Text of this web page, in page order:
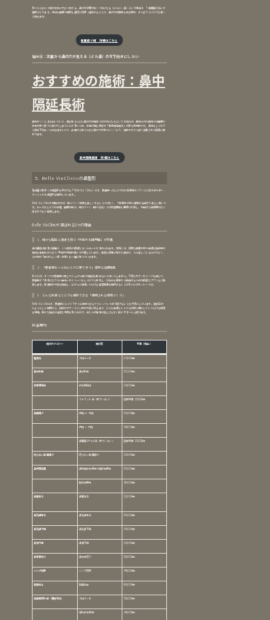
笑ったときに小鼻が左右に大きく広がる、鼻の存在感が強くて気になる（にんにく鼻）という場合は、「鼻翼縮小術」が
適応となります。余分な皮膚や組織を適切に切除・縫合することで、鼻の穴の横幅を引き締め、すっきりと小ぶりな鼻へ
と導きます。
鼻翼縮小術 詳細はこちら
悩み④：正面から鼻の穴が見える（ぶた鼻）のを下向きにしたい
おすすめの施術：鼻中
隔延長術
鼻先がツンと上を向いていて、鏡を見るたびに鼻の穴が目立つのが気になるというお悩みは、鼻先だけの操作では皮膚や
軟骨の突っ張りに負けてしまうことが多いため、土台の柱を伸ばす「鼻中隔延長術」が最も効果的です。鼻先をしっかり
と斜め下方向へと引き出すことで、正面から見たときに鼻の穴が見えにくくなり、知的で大人っぽい洗練された印象に変
わります。
鼻中隔延長術 詳細はこちら
5．Belle Via Clinicの鼻整形
名古屋で数多くの鼻整形を手がける「Belle Via Clinic」では、患者様一人ひとりのお顔全体のバランスに合わせたオー
ダーメイドの鼻整形を提供しています。
Belle Via Clinicが目指すのは、単にパーツ単体を美しくすることではなく、「顔全体の中に調和する自然で美しい鼻」で
す。お一人おひとりの骨格、皮膚の厚み、他のパーツ（目や口元）との位置関係を精密に計算し、不自然な違和感のない
仕上がりをご提案します。
Belle Via Clinicが選ばれる3つの理由
1．確かな知識と技術を持つ「形成外科専門医」が在籍
鼻の構造は非常に複雑で、ミリ単位の繊細なコントロールが求められます。当院には、高度な再建外科や微細な解剖学の
知識を長年修めてきた「形成外科専門医」が在籍しています。豊富な経験と確かな技術で、ただ美しくなるだけでなく、
その先の「自分らしく輝く未来」を一緒に作っていきます。
2．「患者様お一人おひとりに寄り添う」誠実な治療提案
私たちは、すべての患者様に同じマニュアル通りの施術を勧めることはいたしません。丁寧なカウンセリングを通じて、
患者様が「本当になりたい自分」のイメージをしっかりと共有し、お悩みを根本から解消するための最適なプランをご提
案します。患者様の不安を解消し、心からご納得いただける美容医療を提供することが私たちのモットーです。
3．どんな些細なことでも相談できる「信頼される環境づくり」
Belle Via Clinicは、患者様にとって「ずっと信頼できるクリニック」であり続けることを大切にしています。施術前の
ちょっとした疑問から、術後のダウンタイム中の不安に至るまで、どんな些細なことでも気軽に相談していただける環境
を完備。確かな技術と誠実な対応を常に心がけ、あなたの理想の美しさをすぐ側でサポートし続けます。
料金案内
施術カテゴリー 施術名 料金（税込）
隆鼻術 プロテーゼ 275,000円
鼻尖形成 鼻尖形成 337,000円
軟骨移植術 軟骨移植術 240,000円
ストラット法（オプション） 追加料金 150,000円
鼻翼縮小 内側 or 外側 330,000円
内側 ＋ 外側 440,000円
鼻翼縮小flap法（オプション） 追加料金 150,000円
切らない鼻翼縮小 切らない鼻翼縮小 150,000円
鼻中隔延長 鼻中隔軟骨使用や耳軟骨使用 670,000円
肋軟骨使用 860,000円
鼻翼挙上 鼻翼挙上 310,000円
鼻孔縁挙上 鼻孔縁挙上 330,000円
鼻孔縁下降 鼻孔縁下降 350,000円
鼻柱下降 鼻柱下降 350,000円
鼻骨骨切り 鼻骨骨切り 550,000円
ハンプ切除 ハンプ切除 440,000円
斜鼻修正 斜鼻修正 660,000円
鼻翼基部形成（貴族手術） プロテーゼ 550,000円
細片軟骨移植 440,000円